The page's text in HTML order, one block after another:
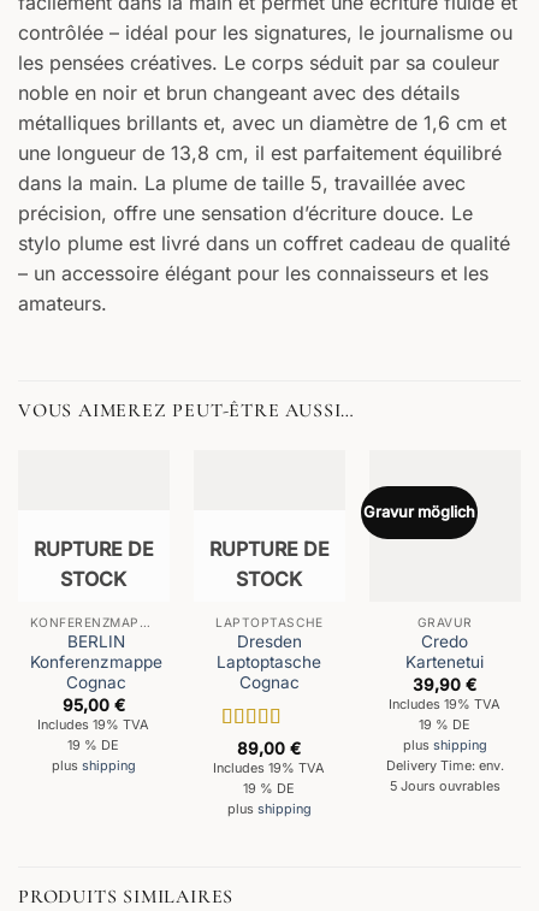
contrôlée – idéal pour les signatures, le journalisme ou
les pensées créatives. Le corps séduit par sa couleur
noble en noir et brun changeant avec des détails
métalliques brillants et, avec un diamètre de 1,6 cm et
une longueur de 13,8 cm, il est parfaitement équilibré
dans la main. La plume de taille 5, travaillée avec
précision, offre une sensation d’écriture douce. Le
stylo plume est livré dans un coffret cadeau de qualité
– un accessoire élégant pour les connaisseurs et les
amateurs.
VOUS AIMEREZ PEUT-ÊTRE AUSSI…
RUPTURE DE
STOCK
KONFERENZMAPPEN
BERLIN
Konferenzmappe
Cognac
95,00 €
Includes 19% TVA
19 % DE
plus shipping
RUPTURE DE
STOCK
LAPTOPTASCHE
Dresden
Laptoptasche
Cognac
Note 5sur 5
89,00€
Includes 19% TVA
19 % DE
plus shipping
Gravur möglich
GRAVUR
Credo
Kartenetui
39,90€
Includes 19% TVA
19 % DE
plus shipping
Delivery Time: env.
5 Jours ouvrables
PRODUITS SIMILAIRES